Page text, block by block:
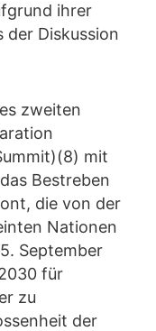
ihrer
der Diskussion
zweiten
mit
Bestreben
die von der
Nationen
September
für
zu
der